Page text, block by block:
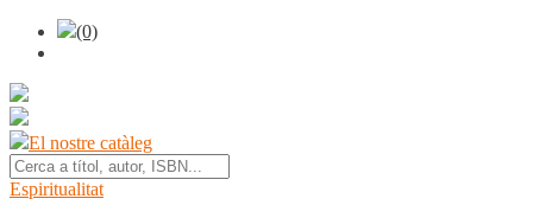
(0)
El nostre catàleg
Espiritualitat